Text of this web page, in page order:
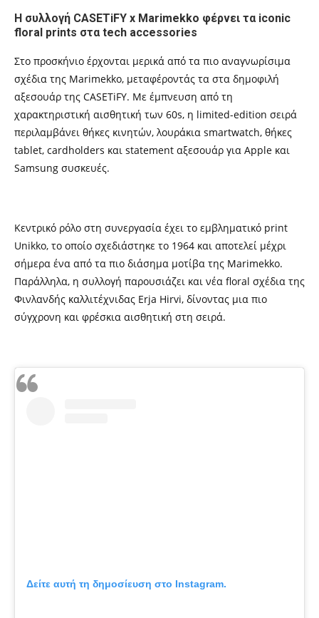
Η συλλογή CASETiFY x Marimekko φέρνει τα iconic
floral prints στα tech accessories
Στο προσκήνιο έρχονται μερικά από τα πιο αναγνωρίσιμα
σχέδια της Marimekko, μεταφέροντάς τα στα δημοφιλή
αξεσουάρ της CASETiFY. Με έμπνευση από τη
χαρακτηριστική αισθητική των 60s, η limited-edition σειρά
περιλαμβάνει θήκες κινητών, λουράκια smartwatch, θήκες
tablet, cardholders και statement αξεσουάρ για Apple και
Samsung συσκευές.
Κεντρικό ρόλο στη συνεργασία έχει το εμβληματικό print
Unikko, το οποίο σχεδιάστηκε το 1964 και αποτελεί μέχρι
σήμερα ένα από τα πιο διάσημα μοτίβα της Marimekko.
Παράλληλα, η συλλογή παρουσιάζει και νέα floral σχέδια της
Φινλανδής καλλιτέχνιδας Erja Hirvi, δίνοντας μια πιο
σύγχρονη και φρέσκια αισθητική στη σειρά.
Δείτε αυτή τη δημοσίευση στο Instagram.